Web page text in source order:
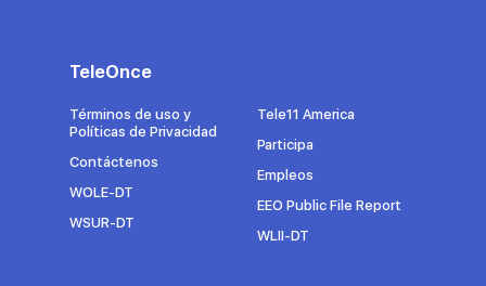
TeleOnce
Términos de uso y
Políticas de Privacidad
Contáctenos
WOLE-DT
WSUR-DT
Tele11 America
Participa
Empleos
EEO Public File Report
WLII-DT